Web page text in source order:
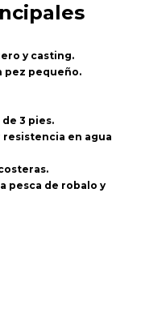
y casting.
pez pequeño.
3 pies.
resistencia en agua
pesca de robalo y